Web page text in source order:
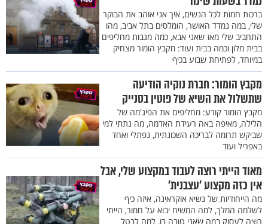
ברכות חמות לכל הנשים, איך אני אוהב את הבוקר
שלי, במה נמדד האושר, הומלסים בתל אביב, מהו
התחביב שלי מאז שאני אבא, כמה מגבות מחליפים
בבית מלון וכמה בבית ועוד: מקבץ הומור מצחיק
במיוחד, לפתיחת שבוע בכיף
מקבץ הומור: חברת נוקיה הודיעה
שתשלול את השיא של פוטין בסנייק
מקבץ הומור קורע: מחליפים את הפיג'מה של
הלילה, מאיפה באה רעידת האדמה, מה נתתי למי
שביקש תרומה לבריכה השכונתית, נפתלי ואחד
באפריל ועוד
מאוד הייתי רוצה לעבוד במקצוע שלי, אבל
אין כזה מקצוע 'עצבנית'
מה הייחודיות של נשיא אוקראינה, איזה כיף
לשלמה המלך, למה המשיח יבוא על חמור, הייתי
רוצה לעסוק במה שאני טובה בו, למה לבטל